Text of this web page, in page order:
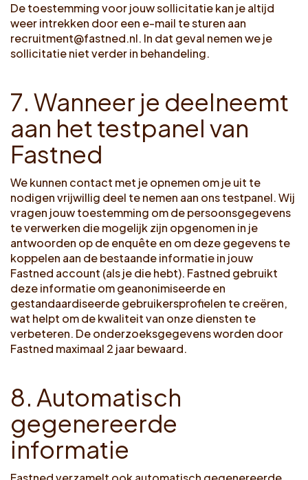
De toestemming voor jouw sollicitatie kan je altijd
weer intrekken door een e-mail te sturen aan
recruitment@fastned.nl. In dat geval nemen we je
sollicitatie niet verder in behandeling.
7. Wanneer je deelneemt
aan hettestpanel van
Fastned
We kunnen contact met je opnemen om je uit te
nodigen vrijwillig deel te nemen aan ons testpanel. Wij
vragen jouw toestemming om de persoonsgegevens
te verwerken die mogelijk zijn opgenomen in je
antwoorden op de enquête en om deze gegevens te
koppelen aan de bestaande informatie in jouw
Fastned account (als je die hebt). Fastned gebruikt
deze informatie om geanonimiseerde en
gestandaardiseerde gebruikersprofielen te creëren,
wat helpt om de kwaliteit van onze diensten te
verbeteren. De onderzoeksgegevens worden door
Fastned maximaal 2 jaar bewaard.
8. Automatisch
gegenereerde
informatie